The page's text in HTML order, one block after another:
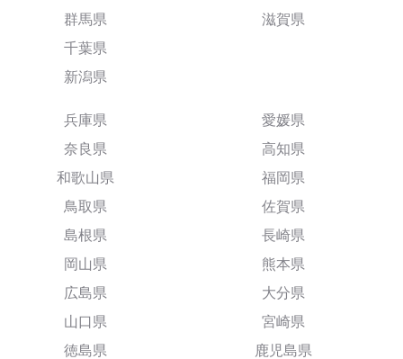
群馬県
千葉県
新潟県
滋賀県
兵庫県
奈良県
和歌山県
鳥取県
島根県
岡山県
広島県
山口県
徳島県
愛媛県
高知県
福岡県
佐賀県
長崎県
熊本県
大分県
宮崎県
鹿児島県